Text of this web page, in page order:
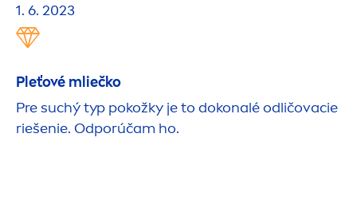
1. 6. 2023
Pleťové mliečko
Pre suchý typ pokožky je to dokonalé odličovacie
riešenie. Odporúčam ho.